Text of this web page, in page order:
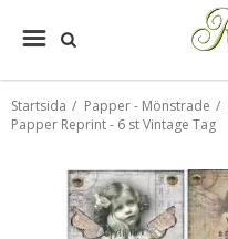
Startsida / Papper - Mönstrade /
Papper Reprint - 6 st Vintage Tag